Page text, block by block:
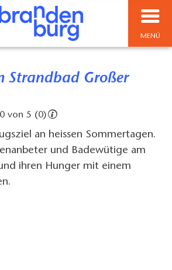
MENÜ
0 von 5 (0)
an heissen Sommertagen.
und Badewütige am
ihren Hunger mit einem